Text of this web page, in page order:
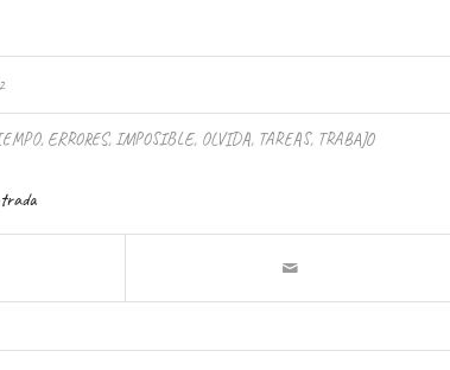
, ERRORES, IMPOSIBLE, OLVIDA, TAREAS, TRABAJO